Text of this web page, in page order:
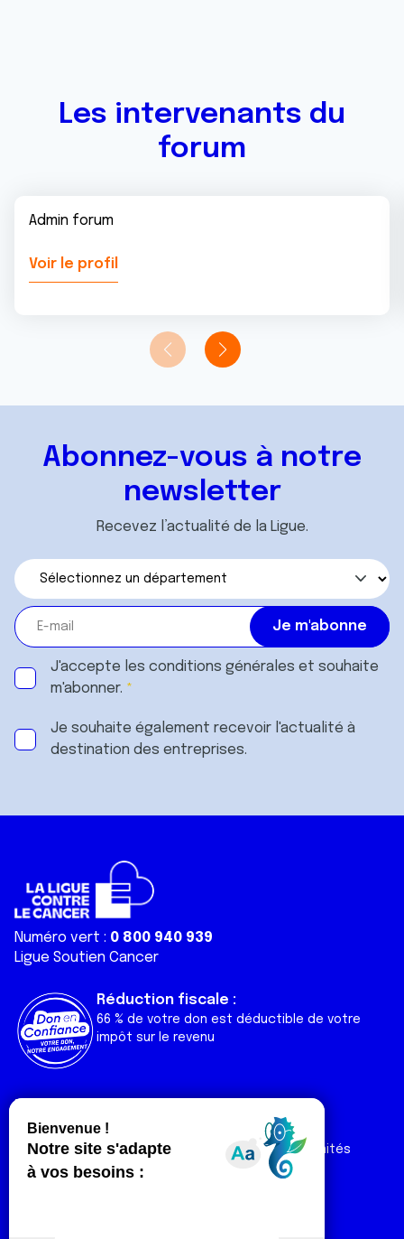
Les intervenants du
forum
Admin forum
Voir le profil
Abonnez-vous à notre
newsletter
Recevez l’actualité de la Ligue.
J'accepte les conditions générales et souhaite
m'abonner.
Je souhaite également recevoir l'actualité à
destination des entreprises.
Numéro vert : 0 800 940 939
Ligue Soutien Cancer
Réduction fiscale :
66 % de votre don est déductible de votre
impôt sur le revenu
Liens utiles
Nos actualités
Nos publications
Contact
Espace Ligue & comités
Espace chercheur